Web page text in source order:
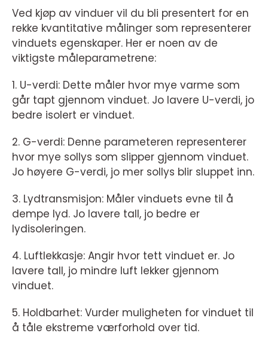
Ved kjøp av vinduer vil du bli presentert for en
rekke kvantitative målinger som representerer
vinduets egenskaper. Her er noen av de
viktigste måleparametrene:
1. U-verdi: Dette måler hvor mye varme som
går tapt gjennom vinduet. Jo lavere U-verdi, jo
bedre isolert er vinduet.
2. G-verdi: Denne parameteren representerer
hvor mye sollys som slipper gjennom vinduet.
Jo høyere G-verdi, jo mer sollys blir sluppet inn.
3. Lydtransmisjon: Måler vinduets evne til å
dempe lyd. Jo lavere tall, jo bedre er
lydisoleringen.
4. Luftlekkasje: Angir hvor tett vinduet er. Jo
lavere tall, jo mindre luft lekker gjennom
vinduet.
5. Holdbarhet: Vurder muligheten for vinduet til
å tåle ekstreme værforhold over tid.